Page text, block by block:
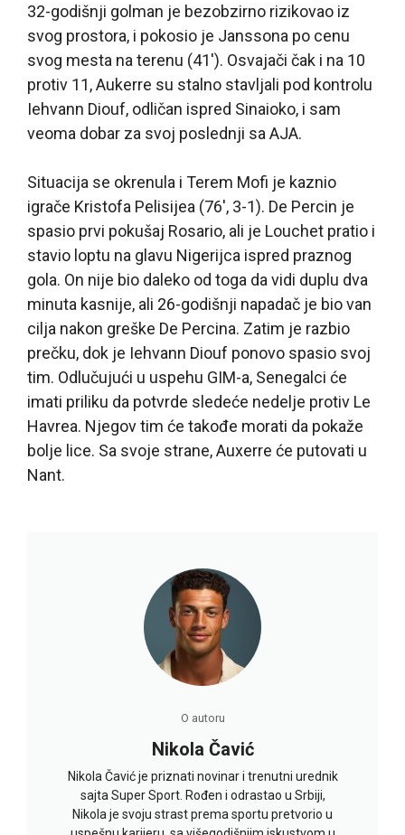
32-godišnji golman je bezobzirno rizikovao iz
svog prostora, i pokosio je Janssona po cenu
svog mesta na terenu (41′). Osvajači čak i na 10
protiv 11, Aukerre su stalno stavljali pod kontrolu
Iehvann Diouf, odličan ispred Sinaioko, i sam
veoma dobar za svoj poslednji sa AJA.
Situacija se okrenula i Terem Mofi je kaznio
igrače Kristofa Pelisijea (76′, 3-1). De Percin je
spasio prvi pokušaj Rosario, ali je Louchet pratio i
stavio loptu na glavu Nigerijca ispred praznog
gola. On nije bio daleko od toga da vidi duplu dva
minuta kasnije, ali 26-godišnji napadač je bio van
cilja nakon greške De Percina. Zatim je razbio
prečku, dok je Iehvann Diouf ponovo spasio svoj
tim. Odlučujući u uspehu GIM-a, Senegalci će
imati priliku da potvrde sledeće nedelje protiv Le
Havrea. Njegov tim će takođe morati da pokaže
bolje lice. Sa svoje strane, Auxerre će putovati u
Nant.
O autoru
Nikola Čavić
Nikola Čavić je priznati novinar i trenutni urednik
sajta Super Sport. Rođen i odrastao u Srbiji,
Nikola je svoju strast prema sportu pretvorio u